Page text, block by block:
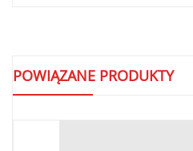
POWIĄZANE PRODUKTY